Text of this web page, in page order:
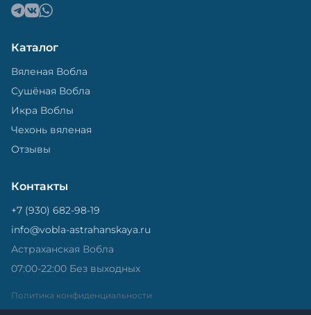
Каталог
Вяленая Вобла
Сушёная Вобла
Икра Воблы
Чехонь вяленая
Отзывы
Контакты
+7 (930) 682-98-19
info@vobla-astrahanskaya.ru
Астраханская Вобла
07:00-22:00 Без выходных
Политика конфиденциальности